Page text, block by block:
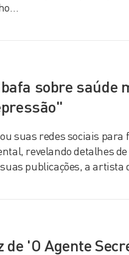
sobre saúde
suas redes sociais para
revelando detalhes
publicações, a artista
'O Agente